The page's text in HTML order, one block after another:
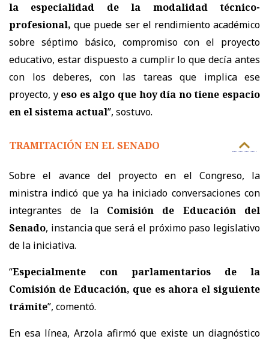
la especialidad de la modalidad técnico-
profesional,que puede ser el rendimiento académico
sobre séptimo básico, compromiso con el proyecto
educativo, estar dispuesto a cumplir lo que decía antes
con los deberes, con las tareas que implica ese
proyecto, yeso es algo que hoy día no tiene espacio
en el sistema actual”, sostuvo.
TRAMITACIÓN EN EL SENADO
Sobre el avance del proyecto en el Congreso, la
ministra indicó que ya ha iniciado conversaciones con
integrantes de la Comisión de Educación del
Senado, instancia que será el próximo paso legislativo
de la iniciativa.
“Especialmente con parlamentarios de la
Comisión de Educación, que es ahora el siguiente
trámite”, comentó.
En esa línea, Arzola afirmó que existe un diagnóstico